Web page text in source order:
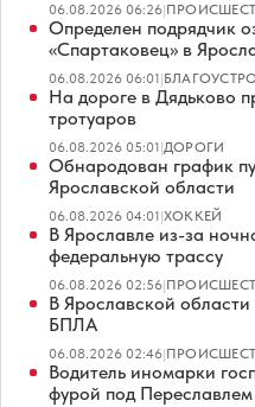
06.08.2026 06:26|
Определен подрядчик
«Спартаковец» в
06.08.2026 06:01|
На дороге в Дядьково
тротуаров
06.08.2026 05:01|ДОРОГИ
Обнародован график
Ярославской области
06.08.2026 04:01|ХОККЕЙ
В Ярославле из-за
федеральную трассу
06.08.2026 02:56|
В Ярославской
БПЛА
06.08.2026 02:46|
Водитель иномарки
фурой под Переславлем